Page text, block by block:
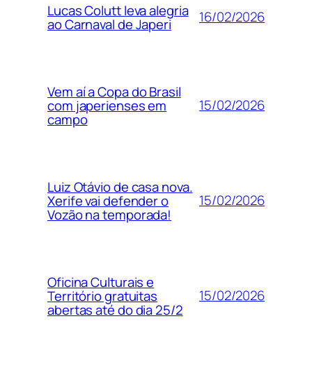
Lucas Colutt leva alegria
ao Carnaval de Japeri 16/02/2026
Vem aí a Copa do Brasil
com japerienses em
campo
15/02/2026
Luiz Otávio de casa nova.
Xerife vai defender o
Vozão na temporada!
15/02/2026
Oficina Culturais e
Território gratuitas
abertas até do dia 25/2
15/02/2026